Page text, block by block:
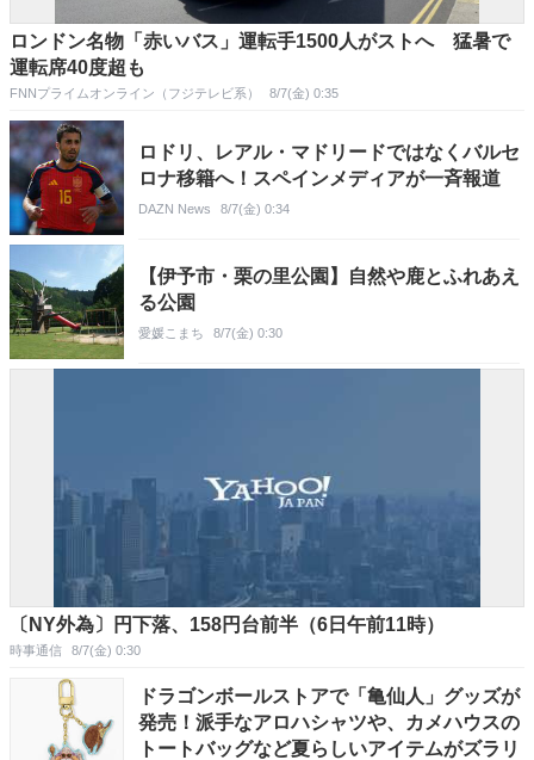
ロンドン名物「赤いバス」運転手1500人がストへ 猛暑で
運転席40度超も
FNNプライムオンライン（フジテレビ系） 8/7(金) 0:35
ロドリ、レアル・マドリードではなくバルセ
ロナ移籍へ！スペインメディアが一斉報道
DAZN News 8/7(金) 0:34
【伊予市・栗の里公園】自然や鹿とふれあえ
る公園
愛媛こまち 8/7(金) 0:30
〔NY外為〕円下落、158円台前半（6日午前11時）
時事通信 8/7(金) 0:30
ドラゴンボールストアで「亀仙人」グッズが
発売！派手なアロハシャツや、カメハウスの
トートバッグなど夏らしいアイテムがズラリ